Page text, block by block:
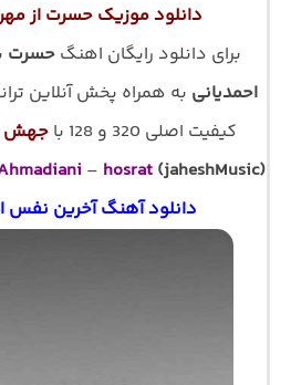
دانلود موزیک حسرت از
برای دانلود رایگان اهنگحسرت
احمدیانی به همراه پخش آنلاین
کیفیت اصلی 320 و 128 با
جهش
– hosrat (jaheshMusic)
دانلود آهنگ آخرین نفس